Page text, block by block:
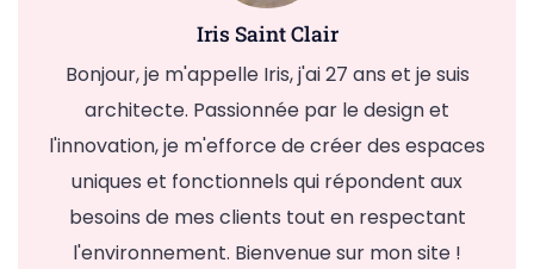
Iris Saint Clair
Bonjour, je m'appelle Iris, j'ai 27 ans et je suis
architecte. Passionnée par le design et
l'innovation, je m'efforce de créer des espaces
uniques et fonctionnels qui répondent aux
besoins de mes clients tout en respectant
l'environnement. Bienvenue sur mon site !